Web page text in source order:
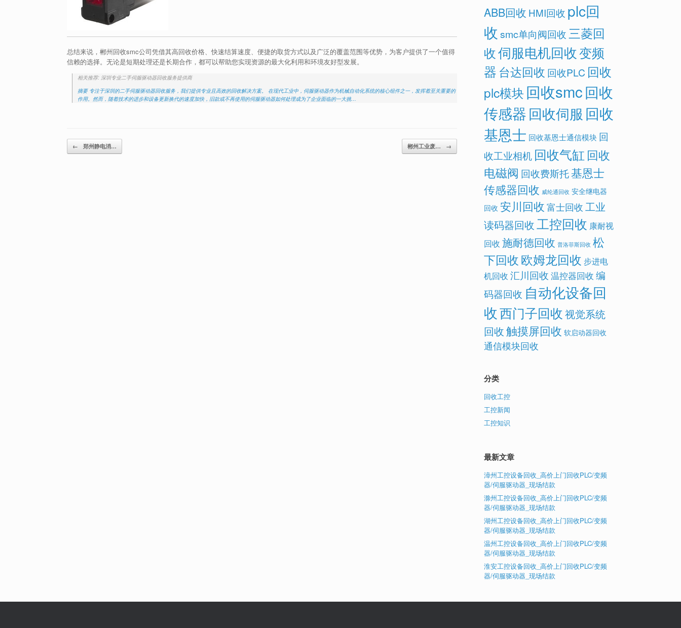
总结来说，郴州回收smc公司凭借其高回收价格、快速结算速度、便捷的取货方式以及广泛的覆盖范围等优势，为客户提供了一个值得
信赖的选择。无论是短期处理还是长期合作，都可以帮助您实现资源的最大化利用和环境友好型发展。
相关推荐: 深圳专业二手伺服驱动器回收服务提供商
摘要 专注于深圳的二手伺服驱动器回收服务，我们提供专业且高效的回收解决方案。 在现代工业中，伺服驱动器作为机械自动化系统的核心组件之一，发挥着至关重要的
作用。然而，随着技术的进步和设备更新换代的速度加快，旧款或不再使用的伺服驱动器如何处理成为了企业面临的一大挑…
Post navigation
← 郑州静电消… 郴州工业废… →
ABB回收 HMI回收 plc回
收 smc单向阀回收三菱回
收伺服电机回收变频
器 台达回收 回收PLC 回收
plc模块 回收smc回收
传感器回收伺服 回收
基恩士 回收基恩士通信模块 回
收工业相机 回收气缸 回收
电磁阀 回收费斯托基恩士
传感器回收 威纶通回收 安全继电器
回收 安川回收 富士回收 工业
读码器回收工控回收 康耐视
回收 施耐德回收 普洛菲斯回收 松
下回收欧姆龙回收 步进电
机回收 汇川回收 温控器回收 编
码器回收 自动化设备回
收西门子回收视觉系统
回收触摸屏回收 软启动器回收
通信模块回收
分类
回收工控
工控新闻
工控知识
最新文章
漳州工控设备回收_高价上门回收PLC/变频
器/伺服驱动器_现场结款
滁州工控设备回收_高价上门回收PLC/变频
器/伺服驱动器_现场结款
湖州工控设备回收_高价上门回收PLC/变频
器/伺服驱动器_现场结款
温州工控设备回收_高价上门回收PLC/变频
器/伺服驱动器_现场结款
淮安工控设备回收_高价上门回收PLC/变频
器/伺服驱动器_现场结款